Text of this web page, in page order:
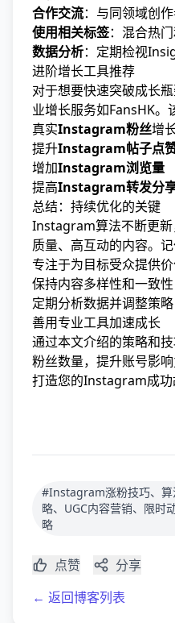
合作交流：与同领域创
使用相关标签：混合热
数据分析：定期检视
进阶增长工具推荐
对于想要快速突破成长
业增长服务如FansHK。
真实Instagram粉丝增
提升Instagram帖子点
增加Instagram浏览量
提高Instagram转发分
总结：持续优化的关键
Instagram算法不断更新
质量、高互动的内容。记
专注于为目标受众提供
保持内容多样性和一致性
定期分析数据并调整策略
善用专业工具加速成长
通过本文介绍的策略和
粉丝数量，提升账号影
打造您的Instagram成功
#Instagram涨粉技巧、算
略、UGC内容营销、限
略
点赞
分享
← 返回博客列表